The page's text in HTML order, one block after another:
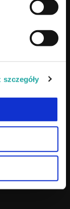
szczegóły